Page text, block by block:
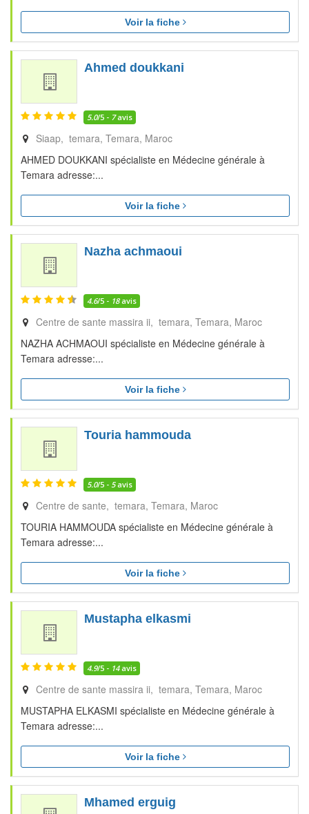
Voir la fiche
Ahmed doukkani
5.0/5 - 7avis
Siaap, temara Temara Maroc
AHMED DOUKKANI spécialiste en Médecine générale à
Temara adresse:...
Voir la fiche
Nazha achmaoui
4.6/5 - 18avis
Centre de sante massira ii, temara Temara Maroc
NAZHA ACHMAOUI spécialiste en Médecine générale à
Temara adresse:...
Voir la fiche
Touria hammouda
5.0/5 - 5avis
Centre de sante, temara Temara Maroc
TOURIA HAMMOUDA spécialiste en Médecine générale à
Temara adresse:...
Voir la fiche
Mustapha elkasmi
4.9/5 - 14avis
Centre de sante massira ii, temara Temara Maroc
MUSTAPHA ELKASMI spécialiste en Médecine générale à
Temara adresse:...
Voir la fiche
Mhamed erguig